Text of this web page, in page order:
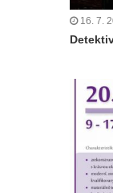
16. 7.